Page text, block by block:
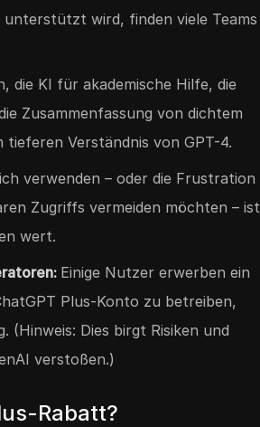
wird, finden viele Teams
die KI für akademische Hilfe, die
Zusammenfassung von dichtem
Verständnis von GPT-4.
verwenden – oder die Frustration
Zugriffs vermeiden möchten – ist
wert.
Einige Nutzer erwerben ein
Plus-Konto zu betreiben,
(Hinweis: Dies birgt Risiken und
verstoßen.)
Rabatt?